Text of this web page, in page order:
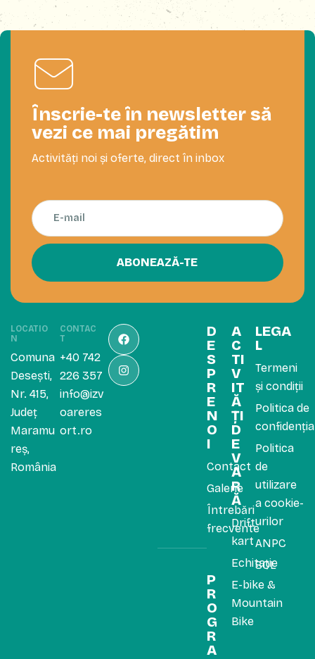
Înscrie-te în newsletter să
vezi ce mai pregătim
Activități noi și oferte, direct în inbox
ABONEAZĂ-TE
LOCATIO
N
Comuna
Desești,
Nr. 415,
Județ
Maramu
reș,
România
CONTAC
T
+40 742
226 357
info@izv
oareres
ort.ro
D
E
S
P
R
E
N
O
I
Contact
Galerie
Întrebări
frecvente
P
R
O
G
R
A
A
C
TI
V
IT
Ă
ȚI
D
E
V
A
R
Ă
Drift
kart
Echitație
E-bike &
Mountain
Bike
LEGA
L
Termeni
și condiții
Politica de
Politica
de
utilizare
a cookie-
urilor
ANPC
SOL